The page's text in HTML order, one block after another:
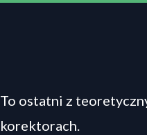
To ostatni z
korektorach.